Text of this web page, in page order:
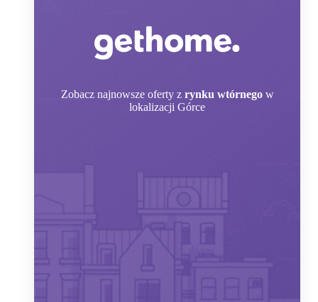
Zobacz najnowsze oferty z rynku wtórnego w
lokalizacji Górce